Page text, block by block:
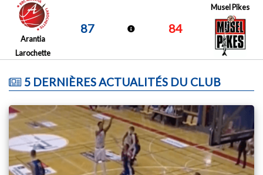
Arantia
Larochette
87 84
Musel Pikes
5 DERNIÈRES ACTUALITÉS DU CLUB